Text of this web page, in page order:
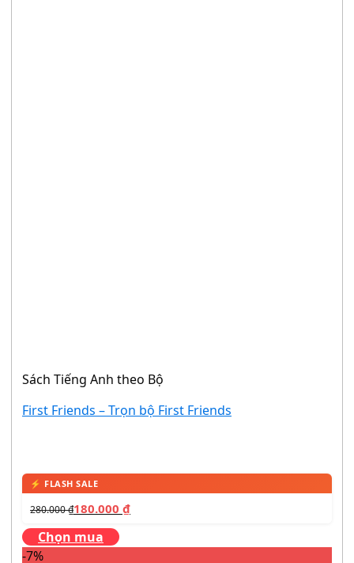
Sách Tiếng Anh theo Bộ
First Friends – Trọn bộ First Friends
280.000₫180.000 ₫
Chọn mua
-7%